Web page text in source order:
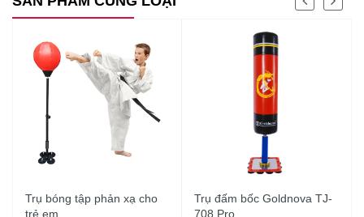
Trụ bóng tập phản xạ cho
trẻ em
Trụ đấm bốc Goldnova TJ-
708 Pro